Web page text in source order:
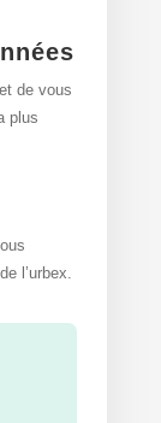
de vous
plus
l’urbex.